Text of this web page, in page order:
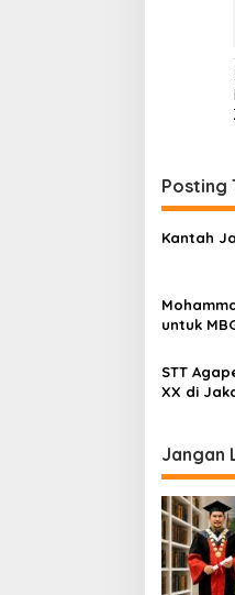
Posting
Kantah
untuk
STT
XX di
Jangan